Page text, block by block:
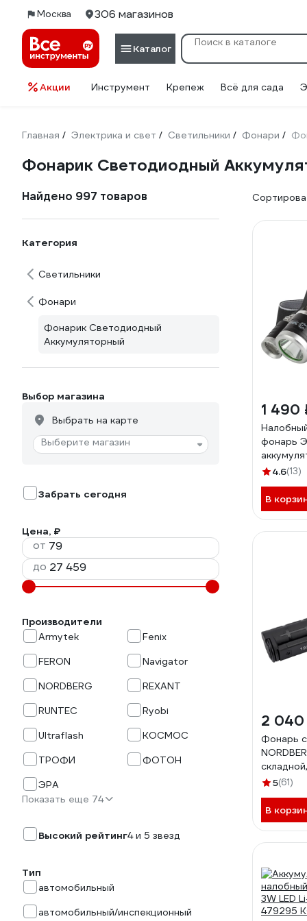
Москва 306 магазинов
Каталог
Акции Инструмент Крепеж Всё для сада
Главная / Электрика и свет / Светильники / Фонари /
Фонарик Светодиодный
Найдено 997 товаров
Категория
Светильники
Фонари
Фонарик Светодиодный
Аккумуляторный
Выбор магазина
Выбрать на карте
Выберите магазин
Забрать сегодня
Цена, ₽
от
до
Производители
Armytek
Fenix
FERON
Navigator
NORDBERG
REXANT
RUNTEC
Ryobi
Ultraflash
КОСМОС
ТРОФИ
ФОТОН
ЭРА
Показать еще 74
Высокий рейтинг4 и 5 звезд
Тип
автомобильный
автомобильный/инспекционный
1 490
фонарь
4.6(13)
В
2
Фонарь
5(61)
В